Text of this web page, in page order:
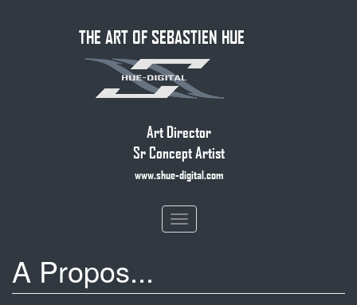
THE ART OF SEBASTIEN HUE
Art Director
Sr Concept Artist
www.shue-digital.com
Toggle
navigation
A Propos...